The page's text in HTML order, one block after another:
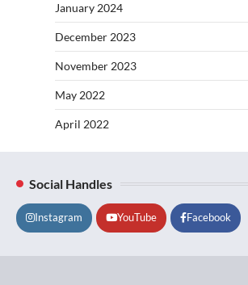
January 2024
December 2023
November 2023
May 2022
April 2022
Social Handles
Instagram YouTube Facebook